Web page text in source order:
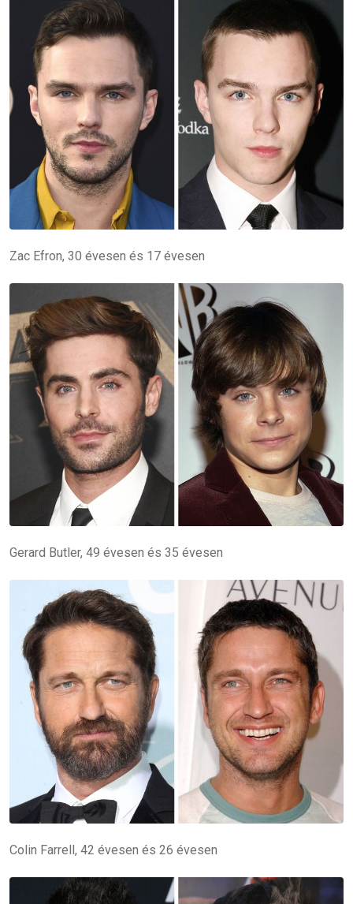
Zac Efron, 30 évesen és 17 évesen
Gerard Butler, 49 évesen és 35 évesen
Colin Farrell, 42 évesen és 26 évesen